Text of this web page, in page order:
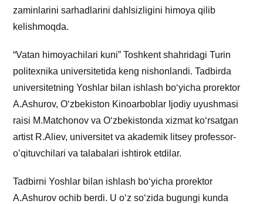
zaminlarini sarhadlarini dahlsizligini himoya qilib
kelishmoqda.
“Vatan himoyachilari kuni” Toshkent shahridagi Turin
politexnika universitetida keng nishonlandi. Tadbirda
universitetning Yoshlar bilan ishlash bo‘yicha prorektor
A.Ashurov, O‘zbekiston Kinoarboblar Ijodiy uyushmasi
raisi M.Matchonov va O‘zbekistonda xizmat ko‘rsatgan
artist R.Aliev, universitet va akademik litsey professor-
o’qituvchilari va talabalari ishtirok etdilar.
Tadbirni Yoshlar bilan ishlash bo‘yicha prorektor
A.Ashurov ochib berdi. U o‘z so‘zida bugungi kunda